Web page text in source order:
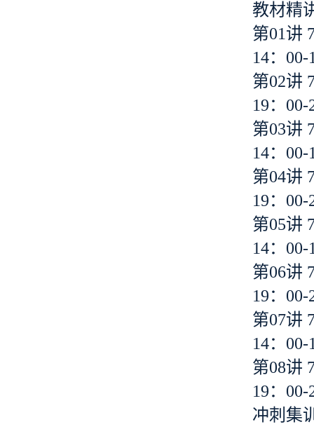
教材精
第01讲
14：00-
第02讲
19：00-
第03讲
14：00-
第04讲
19：00-
第05讲
14：00-
第06讲
19：00-
第07讲
14：00-
第08讲
19：00-
冲刺集